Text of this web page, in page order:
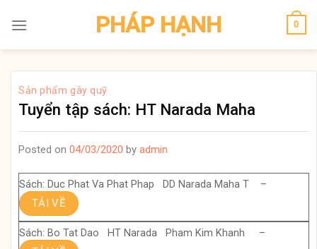
PHÁP HẠNH 0
Sản phẩm gây quỹ
Tuyển tập sách: HT Narada Maha
Posted on 04/03/2020 by admin
Sách: Duc Phat Va Phat Phap DD Narada Maha T –
TẢI VỀ
Sách: Bo Tat Dao HT Narada Pham Kim Khanh –